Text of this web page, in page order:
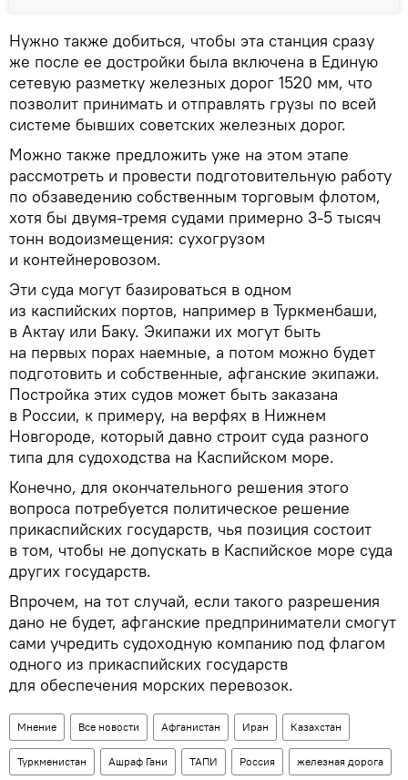
Нужно также добиться, чтобы эта станция сразу
же после ее достройки была включена в Единую
сетевую разметку железных дорог 1520 мм, что
позволит принимать и отправлять грузы по всей
системе бывших советских железных дорог.
Можно также предложить уже на этом этапе
рассмотреть и провести подготовительную работу
по обзаведению собственным торговым флотом,
хотя бы двумя-тремя судами примерно 3-5 тысяч
тонн водоизмещения: сухогрузом
и контейнеровозом.
Эти суда могут базироваться в одном
из каспийских портов, например в Туркменбаши,
в Актау или Баку. Экипажи их могут быть
на первых порах наемные, а потом можно будет
подготовить и собственные, афганские экипажи.
Постройка этих судов может быть заказана
в России, к примеру, на верфях в Нижнем
Новгороде, который давно строит суда разного
типа для судоходства на Каспийском море.
Конечно, для окончательного решения этого
вопроса потребуется политическое решение
прикаспийских государств, чья позиция состоит
в том, чтобы не допускать в Каспийское море суда
других государств.
Впрочем, на тот случай, если такого разрешения
дано не будет, афганские предприниматели смогут
сами учредить судоходную компанию под флагом
одного из прикаспийских государств
для обеспечения морских перевозок.
Мнение Все новости Афганистан Иран Казахстан
Туркменистан Ашраф Гани ТАПИ Россия железная дорога